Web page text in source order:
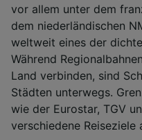
vor allem unter dem
dem niederländischen
weltweit eines der
Während
Land verbinden, sind
Städten unterwegs.
wie der Eurostar, TGV
verschiedene Reiseziele